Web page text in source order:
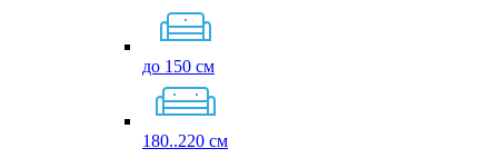
до 150 см
180..220 см